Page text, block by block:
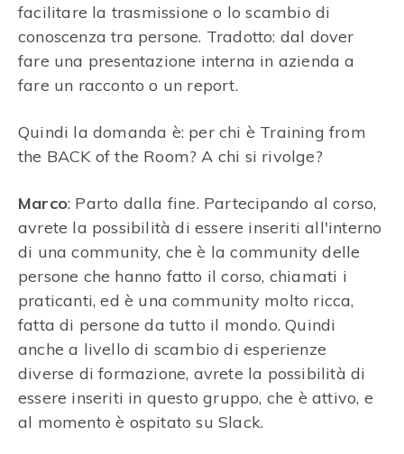
facilitare la trasmissione o lo scambio di
conoscenza tra persone. Tradotto: dal dover
fare una presentazione interna in azienda a
fare un racconto o un report.
Quindi la domanda è: per chi è Training from
the BACK of the Room? A chi si rivolge?
Marco: Parto dalla fine. Partecipando al corso,
avrete la possibilità di essere inseriti all'interno
di una community, che è la community delle
persone che hanno fatto il corso, chiamati i
praticanti, ed è una community molto ricca,
fatta di persone da tutto il mondo. Quindi
anche a livello di scambio di esperienze
diverse di formazione, avrete la possibilità di
essere inseriti in questo gruppo, che è attivo, e
al momento è ospitato su Slack.